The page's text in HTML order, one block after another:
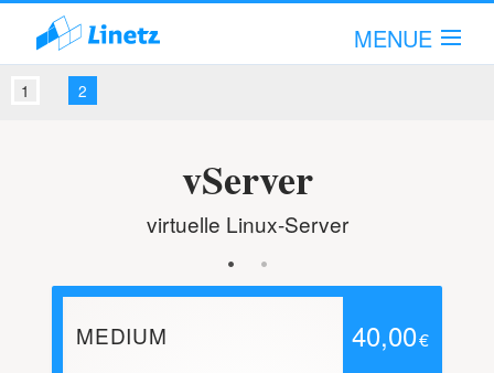
MENUE
Leistungsumfang
Fachartikel
vServer
virtuelle Linux-Server
MEDIUM 40,00€